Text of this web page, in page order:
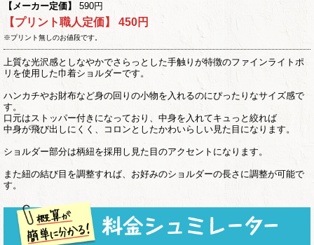
【メーカー定価】
590円
【プリント職人定価】 450円
※プリント無しのお値段です。
上質な光沢感としなやかでさらっとした手触りが特徴のファインライトポ
リを使用した巾着ショルダーです。
ハンカチやお財布など身の回りの小物を入れるのにぴったりなサイズ感で
す。
口元はストッパー付きになっており、中身を入れてキュっと絞れば
中身が飛び出しにくく、コロンとしたかわいらしい見た目になります。
ショルダー部分は柄紐を採用し見た目のアクセントになります。
また紐の結び目を調整すれば、お好みのショルダーの長さに調整が可能で
す。